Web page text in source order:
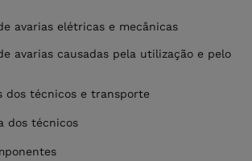
avarias elétricas e mecânicas
avarias causadas pela utilização e pelo
dos técnicos e transporte
dos técnicos